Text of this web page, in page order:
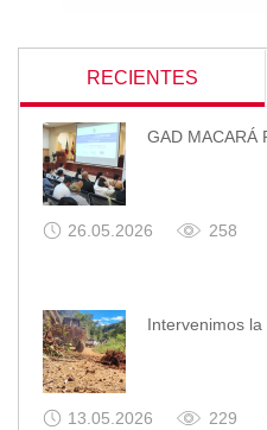
RECIENTES
GAD MACARÁ
26.05.2026 258
Intervenimos
13.05.2026 229